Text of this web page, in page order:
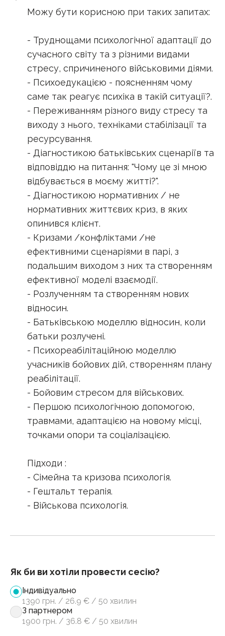
Можу бути корисною при таких запитах:
- Труднощами психологічної адаптації до
сучасного світу та з різними видами
стресу, спричиненого військовими діями.
- Психоедукацією - поясненням чому
саме так реагує психіка в такій ситуації?.
- Переживанням різного виду стресу та
виходу з нього, техніками стабілізації та
ресурсування.
- Діагностикою батьківських сценаріїв та
відповіддю на питання: "Чому це зі мною
відбувається в моєму житті?".
- Діагностикою нормативних / не
нормативних життєвих криз, в яких
опинився клієнт.
- Кризами /конфліктами /не
ефективними сценаріями в парі, з
подальшим виходом з них та створенням
ефективної моделі взаємодії.
- Розлученням та створенням нових
відносин.
- Батьківською моделлю відносин, коли
батьки розлучені.
- Психореабілітаційною моделлю
учасників бойових дій, створенням плану
реабілітації.
- Бойовим стресом для військових.
- Першою психологічною допомогою,
травмами, адаптацією на новому місці,
точками опори та соціалізацією.
Підходи :
- Сімейна та кризова психологія.
- Гештальт терапія.
- Військова психологія.
Як би ви хотіли провести сесію?
Індивідуально
1390 грн. / 26.9 € / 50 хвилин
З партнером
1900 грн. / 36.8 € / 50 хвилин